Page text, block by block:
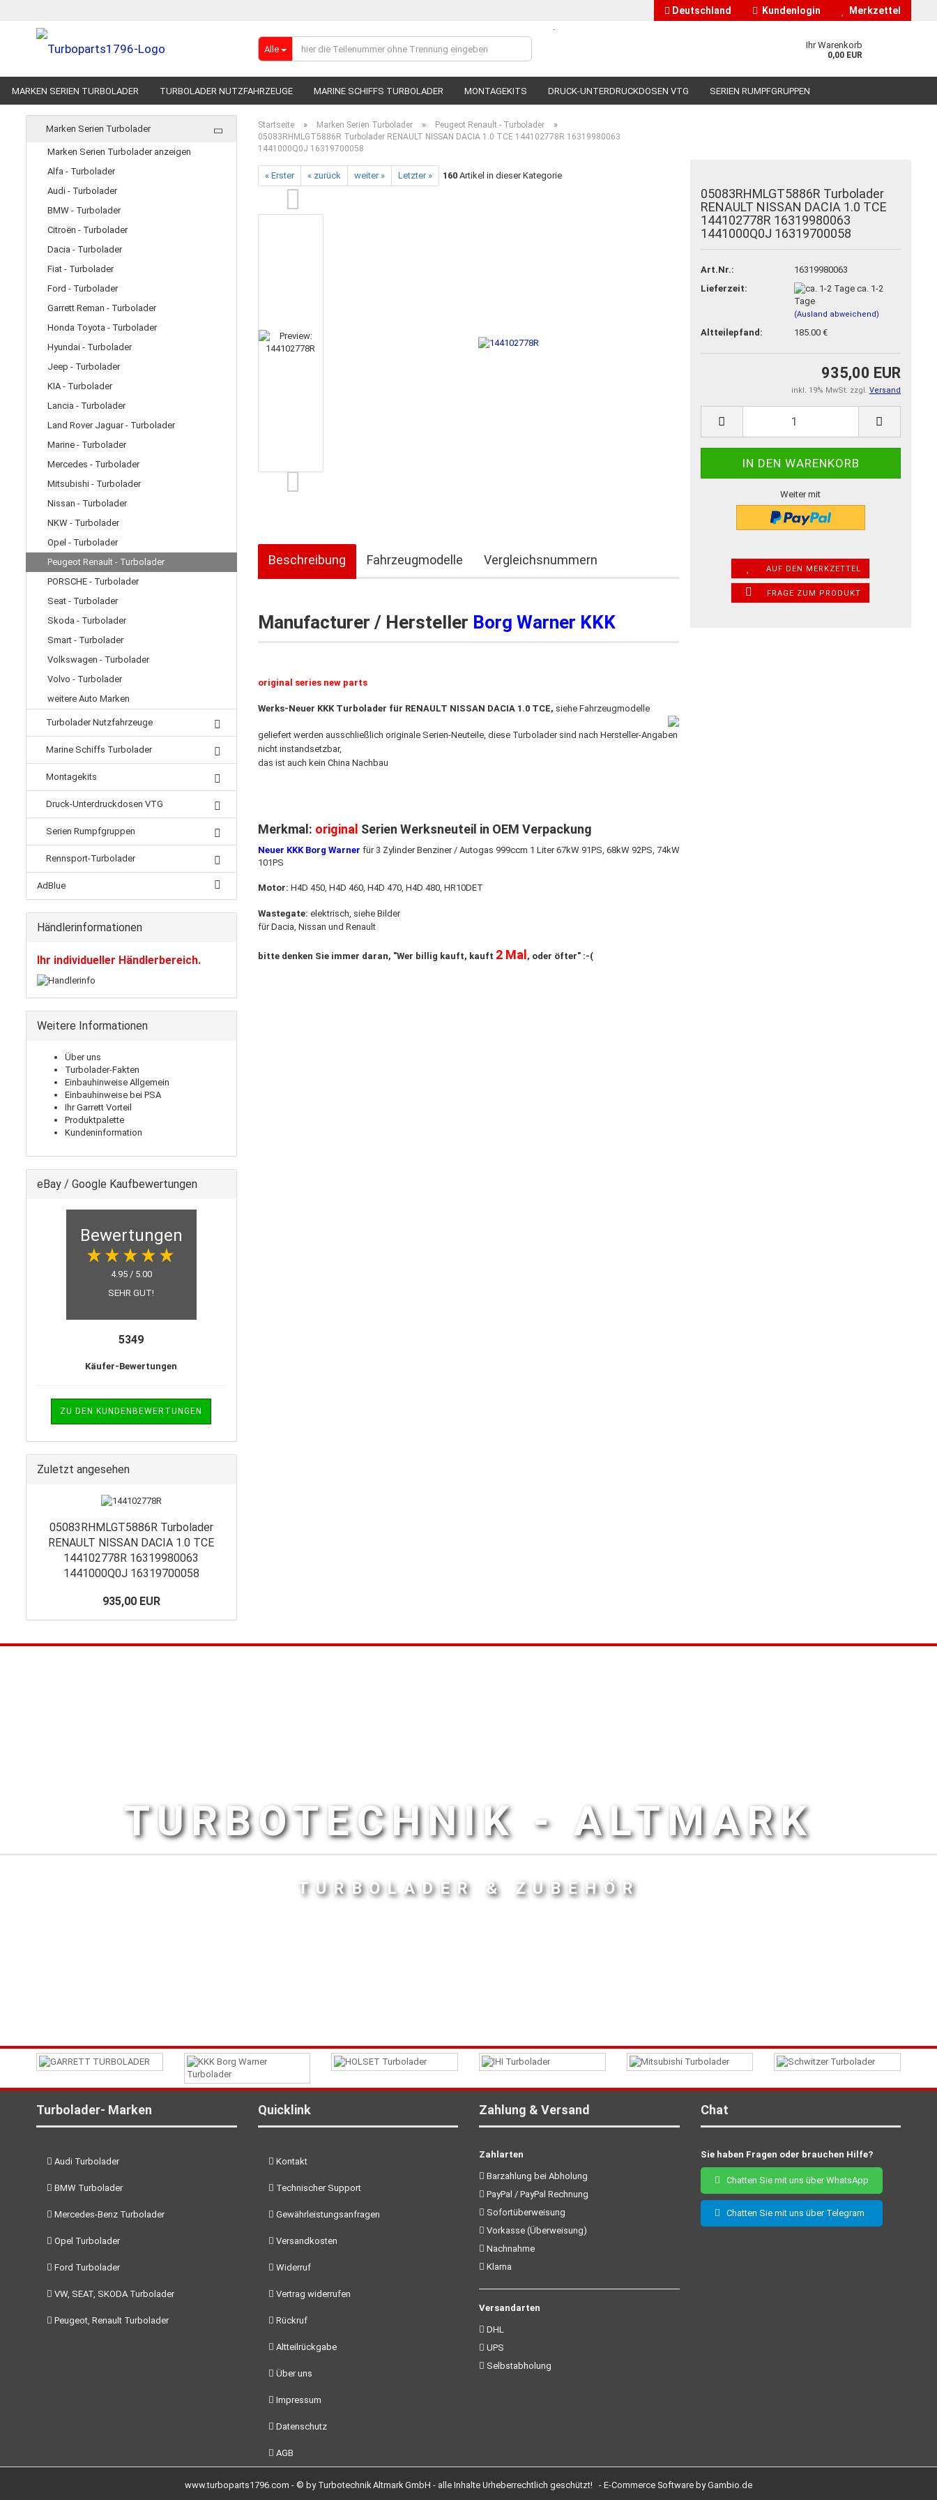
Deutschland
Lieferland
Kundenlogin Merkzettel
Alle
.
Ihr Warenkorb
0,00 EUR
MARKEN SERIEN TURBOLADER TURBOLADER NUTZFAHRZEUGE MARINE SCHIFFS TURBOLADER MONTAGEKITS DRUCK-UNTERDRUCKDOSEN VTG SERIEN RUMPFGRUPPEN
Startseite » Marken Serien Turbolader » Peugeot Renault - Turbolader »
05083RHMLGT5886R Turbolader RENAULT NISSAN DACIA 1.0 TCE 144102778R 16319980063
1441000Q0J 16319700058
« Erster « zurück weiter » Letzter » 160Artikel in dieser Kategorie
05083RHMLGT5886R Turbolader
RENAULT NISSAN DACIA 1.0 TCE
144102778R 16319980063
1441000Q0J 16319700058
Art.Nr.:
16319980063
Lieferzeit:
ca. 1-2
Tage
(Ausland abweichend)
Altteilepfand: 185.00 €
935,00 EUR
inkl. 19% MwSt. zzgl. Versand
Weiter mit
AUF DEN MERKZETTEL
FRAGE ZUM PRODUKT
Beschreibung Fahrzeugmodelle Vergleichsnummern
Manufacturer / Hersteller Borg Warner KKK
original series new parts
Werks-Neuer KKK Turbolader für RENAULT NISSAN DACIA 1.0 TCE​, siehe Fahrzeugmodelle
geliefert werden ausschließlich originale Serien-Neuteile, diese Turbolader sind nach Hersteller-Angaben
nicht instandsetzbar,
das ist auch kein China Nachbau
Merkmal: original Serien Werksneuteil in OEM Verpackung
Neuer KKK Borg Warner für 3 Zylinder Benziner / Autogas 999ccm 1 Liter 67kW 91PS, 68kW 92PS, 74kW
101PS
Motor: H4D 450, H4D 460, H4D 470, H4D 480, HR10DET
Wastegate: elektrisch, siehe Bilder
für Dacia, Nissan und Renault
bitte denken Sie immer daran, "Wer billig kauft, kauft 2 Mal , oder öfter" :-(
Marken Serien Turbolader
Marken Serien Turbolader anzeigen
Alfa - Turbolader
Audi - Turbolader
BMW - Turbolader
Citroën - Turbolader
Dacia - Turbolader
Fiat - Turbolader
Ford - Turbolader
Garrett Reman - Turbolader
Honda Toyota - Turbolader
Hyundai - Turbolader
Jeep - Turbolader
KIA - Turbolader
Lancia - Turbolader
Land Rover Jaguar - Turbolader
Marine - Turbolader
Mercedes - Turbolader
Mitsubishi - Turbolader
Nissan - Turbolader
NKW - Turbolader
Opel - Turbolader
Peugeot Renault - Turbolader
PORSCHE - Turbolader
Seat - Turbolader
Skoda - Turbolader
Smart - Turbolader
Volkswagen - Turbolader
Volvo - Turbolader
weitere Auto Marken
Turbolader Nutzfahrzeuge
Marine Schiffs Turbolader
Montagekits
Druck-Unterdruckdosen VTG
Serien Rumpfgruppen
Rennsport-Turbolader
AdBlue
Händlerinformationen
Ihr individueller Händlerbereich.
Weitere Informationen
Über uns
Turbolader-Fakten
Einbauhinweise Allgemein
Einbauhinweise bei PSA
Ihr Garrett Vorteil
Produktpalette
Kundeninformation
eBay / Google Kaufbewertungen
Bewertungen
4.95 / 5.00
SEHR GUT!
5349
Käufer-Bewertungen
ZU DEN KUNDENBEWERTUNGEN
Zuletzt angesehen
05083RHMLGT5886R Turbolader
RENAULT NISSAN DACIA 1.0 TCE
144102778R 16319980063
1441000Q0J 16319700058
935,00 EUR
TURBOTECHNIK - ALTMARK
TURBOLADER & ZUBEHÖR
Turbolader- Marken
Audi Turbolader
BMW Turbolader
Mercedes-Benz Turbolader
Opel Turbolader
Ford Turbolader
VW, SEAT, SKODA Turbolader
Peugeot, Renault Turbolader
Quicklink
Kontakt
Technischer Support
Gewährleistungsanfragen
Versandkosten
Widerruf
Vertrag widerrufen
Rückruf
Altteilrückgabe
Über uns
Impressum
Datenschutz
AGB
Zahlung & Versand
Zahlarten
Barzahlung bei Abholung
PayPal / PayPal Rechnung
Sofortüberweisung
Vorkasse (Überweisung)
Nachnahme
Klarna
Versandarten
DHL
UPS
Selbstabholung
Chat
Sie haben Fragen oder brauchen Hilfe?
Chatten Sie mit uns über WhatsApp
Chatten Sie mit uns über Telegram
www.turboparts1796.com - © by Turbotechnik Altmark GmbH - alle Inhalte Urheberrechtlich geschützt! - E-Commerce Software by Gambio.de